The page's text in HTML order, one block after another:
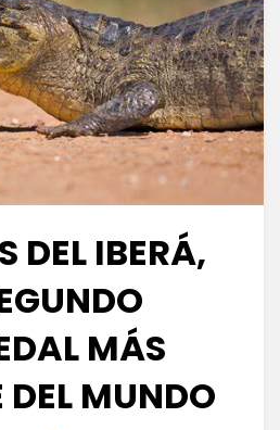
DEL IBERÁ,
MÁS
DEL MUNDO